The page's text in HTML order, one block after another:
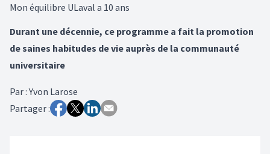
Mon équilibre ULaval a 10 ans
Durant une décennie, ce programme a fait la promotion
de saines habitudes de vie auprès de la communauté
universitaire
Par:Yvon Larose
Partager :